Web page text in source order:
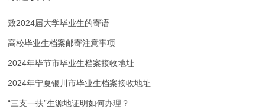
致2024届大学毕业生的寄语
高校毕业生档案邮寄注意事项
2024年毕节市毕业生档案接收地址
2024年宁夏银川市毕业生档案接收地址
“三支一扶”生源地证明如何办理？